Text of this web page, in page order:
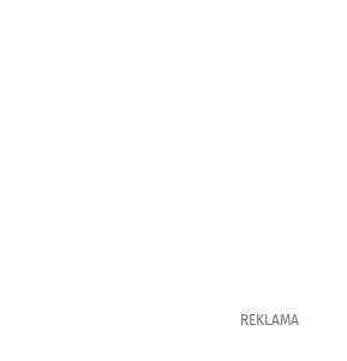
REKLAMA